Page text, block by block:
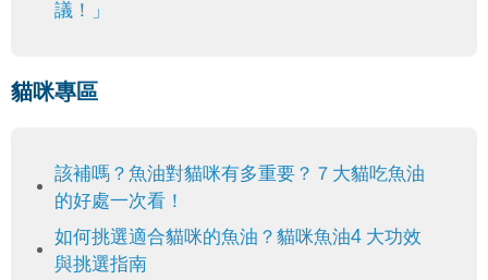
議！」
貓咪專區
該補嗎？魚油對貓咪有多重要？７大貓吃魚油
的好處一次看！
如何挑選適合貓咪的魚油？貓咪魚油4 大功效
與挑選指南